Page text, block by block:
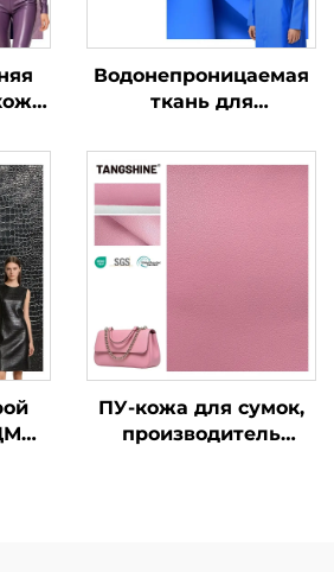
Водонепроницаемая
ткань для
синтетическая кожа,
ПУ-кожа
ПУ-кожа для сумок,
производитель